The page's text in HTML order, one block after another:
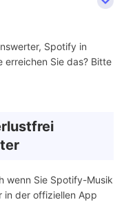
Spotify in
erreichen Sie das? Bitte
wenn Sie Spotify-Musik
in der offiziellen App